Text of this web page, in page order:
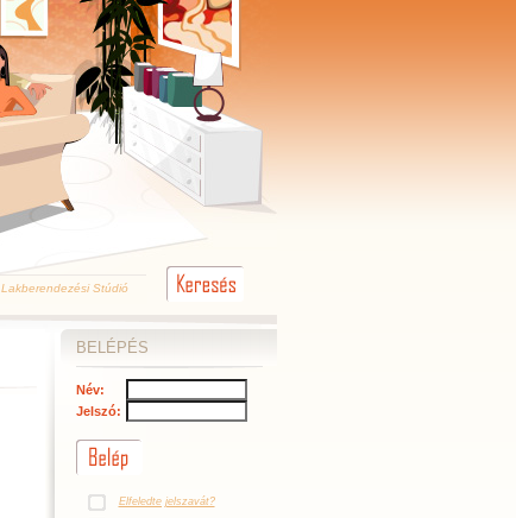
Lakberendezési Stúdió
BELÉPÉS
Név:
Jelszó:
Elfeledte jelszavát?